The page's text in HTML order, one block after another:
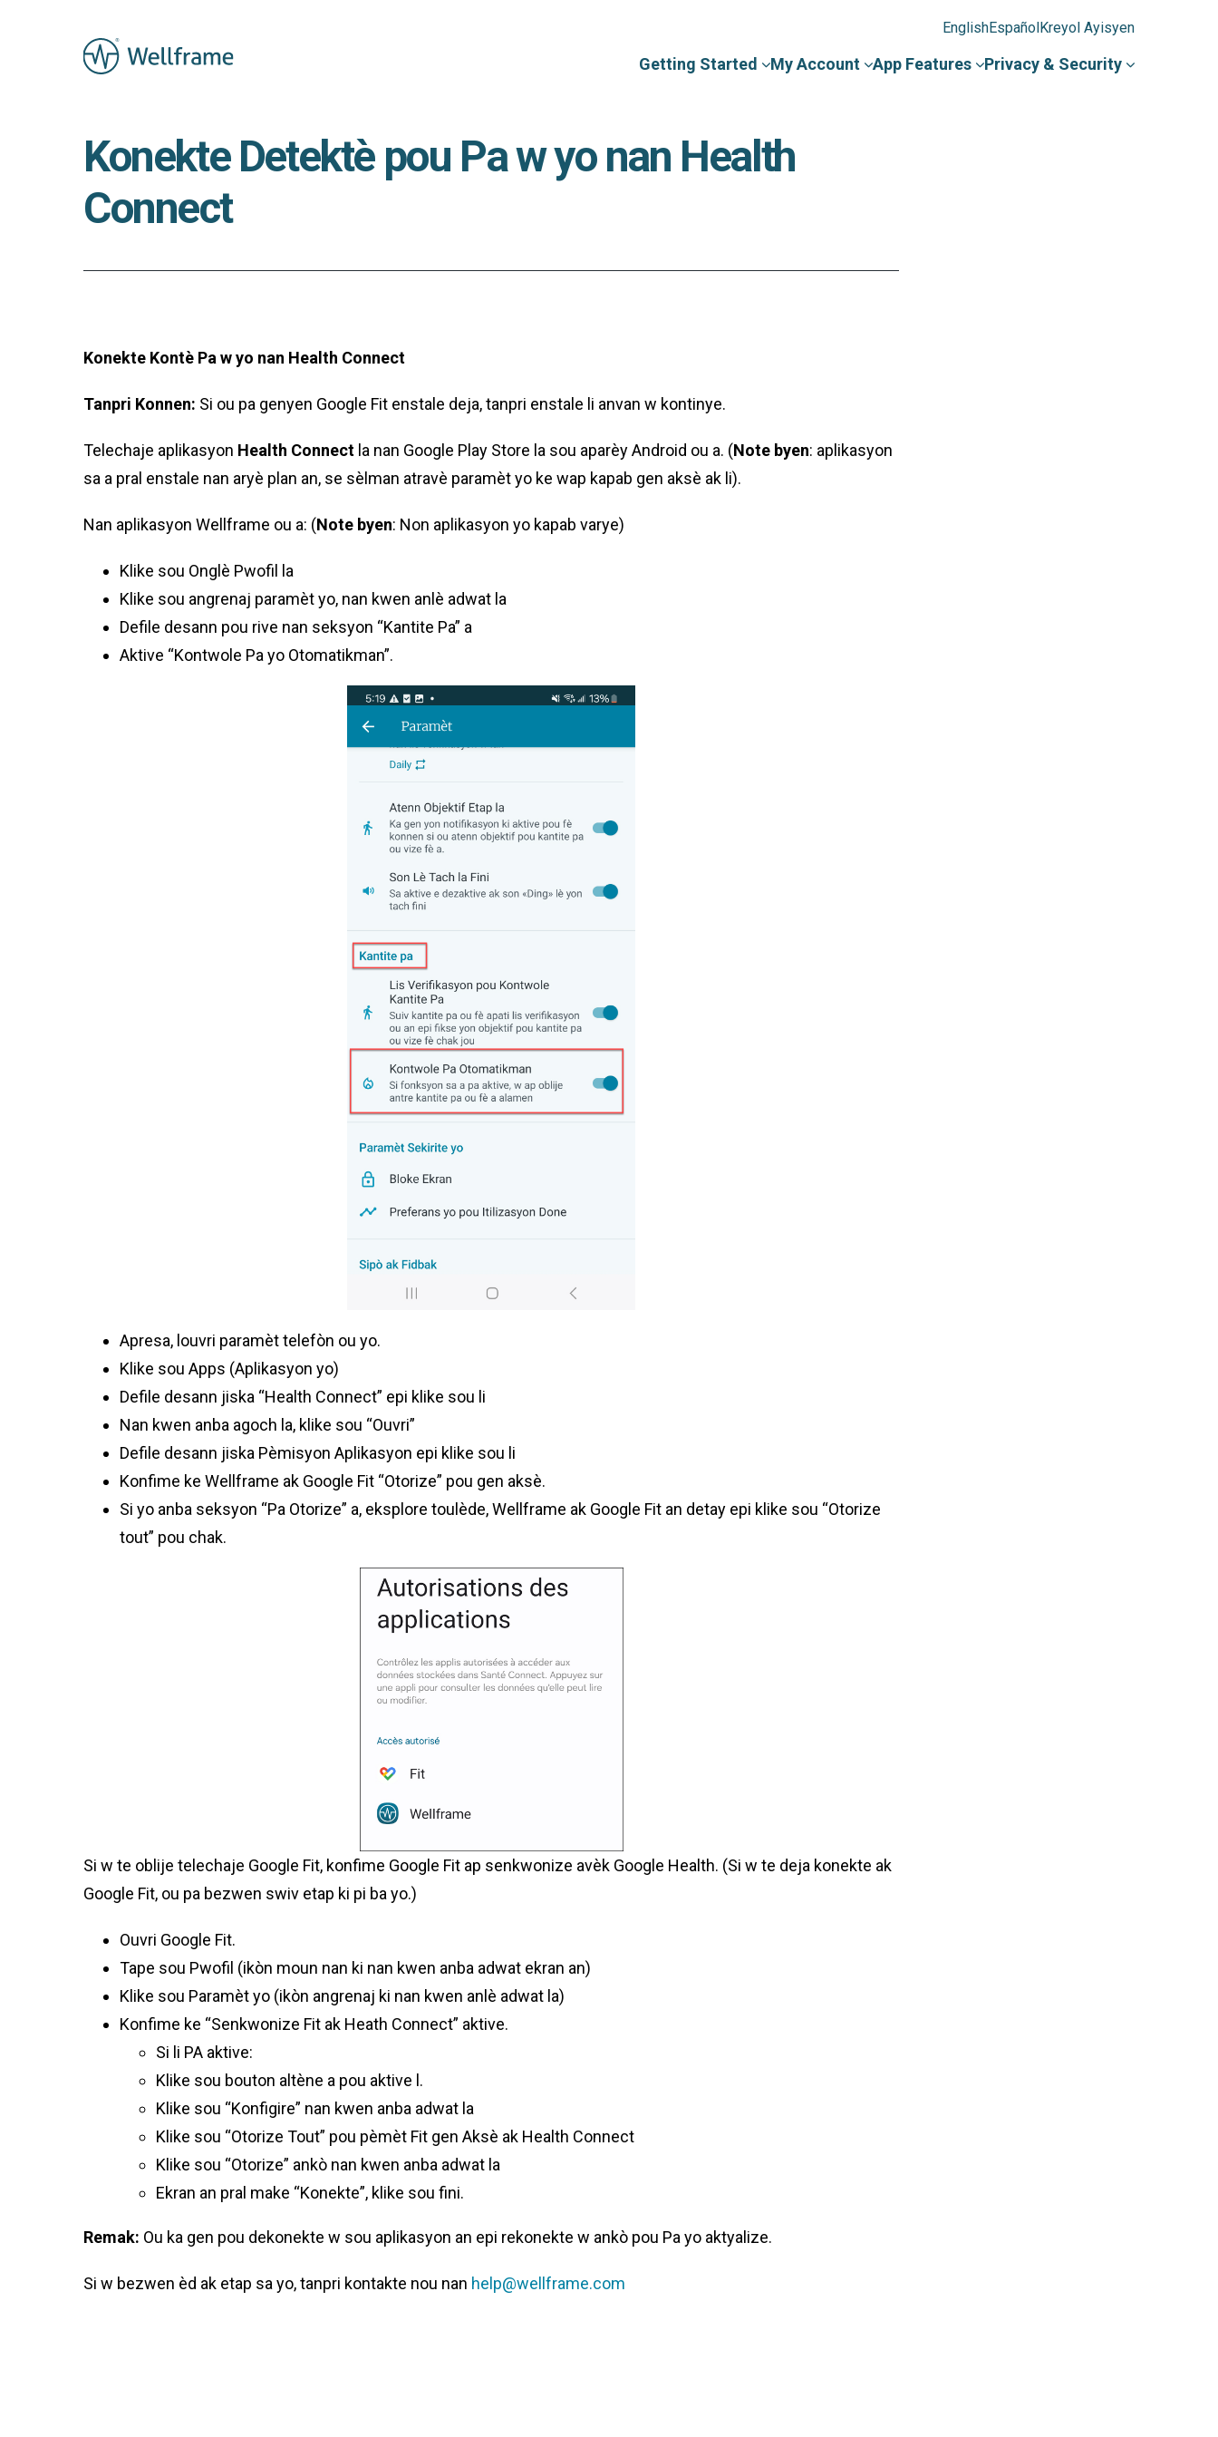
EnglishEspañolKreyol Ayisyen
Getting Started My Account App Features Privacy & Security
Konekte Detektè pou Pa w yo nan Health
Connect
Konekte Kontè Pa w yo nan Health Connect
Tanpri Konnen: Si ou pa genyen Google Fit enstale deja, tanpri enstale li anvan w kontinye.
Telechaje aplikasyon Health Connect la nan Google Play Store la sou aparèy Android ou a. (Note byen: aplikasyon
sa a pral enstale nan aryè plan an, se sèlman atravè paramèt yo ke wap kapab gen aksè ak li).
Nan aplikasyon Wellframe ou a: (Note byen: Non aplikasyon yo kapab varye)
Klike sou Onglè Pwofil la
Klike sou angrenaj paramèt yo, nan kwen anlè adwat la
Defile desann pou rive nan seksyon “Kantite Pa” a
Aktive “Kontwole Pa yo Otomatikman”.
Apresa, louvri paramèt telefòn ou yo.
Klike sou Apps (Aplikasyon yo)
Defile desann jiska “Health Connect” epi klike sou li
Nan kwen anba agoch la, klike sou “Ouvri”
Defile desann jiska Pèmisyon Aplikasyon epi klike sou li
Konfime ke Wellframe ak Google Fit “Otorize” pou gen aksè.
Si yo anba seksyon “Pa Otorize” a, eksplore toulède, Wellframe ak Google Fit an detay epi klike sou “Otorize
tout” pou chak.
Si w te oblije telechaje Google Fit, konfime Google Fit ap senkwonize avèk Google Health. (Si w te deja konekte ak
Google Fit, ou pa bezwen swiv etap ki pi ba yo.)
Ouvri Google Fit.
Tape sou Pwofil (ikòn moun nan ki nan kwen anba adwat ekran an)
Klike sou Paramèt yo (ikòn angrenaj ki nan kwen anlè adwat la)
Konfime ke “Senkwonize Fit ak Heath Connect” aktive.
Si li PA aktive:
Klike sou bouton altène a pou aktive l.
Klike sou “Konfigire” nan kwen anba adwat la
Klike sou “Otorize Tout” pou pèmèt Fit gen Aksè ak Health Connect
Klike sou “Otorize” ankò nan kwen anba adwat la
Ekran an pral make “Konekte”, klike sou fini.
Remak: Ou ka gen pou dekonekte w sou aplikasyon an epi rekonekte w ankò pou Pa yo aktyalize.
Si w bezwen èd ak etap sa yo, tanpri kontakte nou nan help@wellframe.com